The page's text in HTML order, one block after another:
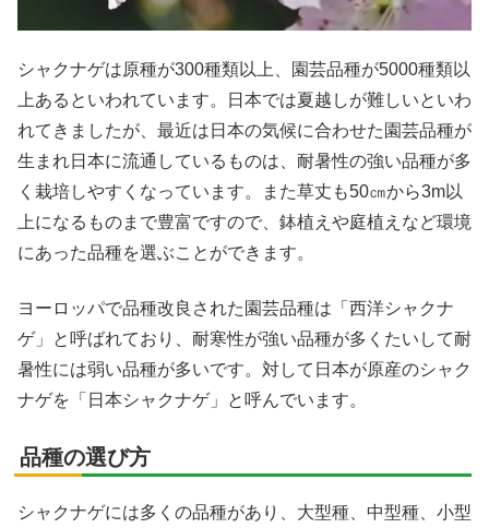
シャクナゲは原種が300種類以上、園芸品種が5000種類以
上あるといわれています。日本では夏越しが難しいといわ
れてきましたが、最近は日本の気候に合わせた園芸品種が
生まれ日本に流通しているものは、耐暑性の強い品種が多
く栽培しやすくなっています。また草丈も50㎝から3m以
上になるものまで豊富ですので、鉢植えや庭植えなど環境
にあった品種を選ぶことができます。
ヨーロッパで品種改良された園芸品種は「西洋シャクナ
ゲ」と呼ばれており、耐寒性が強い品種が多くたいして耐
暑性には弱い品種が多いです。対して日本が原産のシャク
ナゲを「日本シャクナゲ」と呼んでいます。
品種の選び方
シャクナゲには多くの品種があり、大型種、中型種、小型